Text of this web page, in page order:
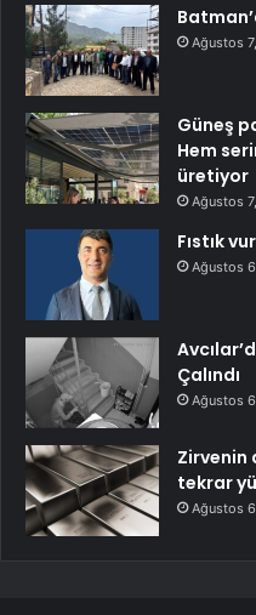
Ağustos
Güneş
Hem
üretiyor
Ağustos
Fıstık
Ağustos
Çalındı
Ağustos
Zirvenin
tekrar
Ağustos